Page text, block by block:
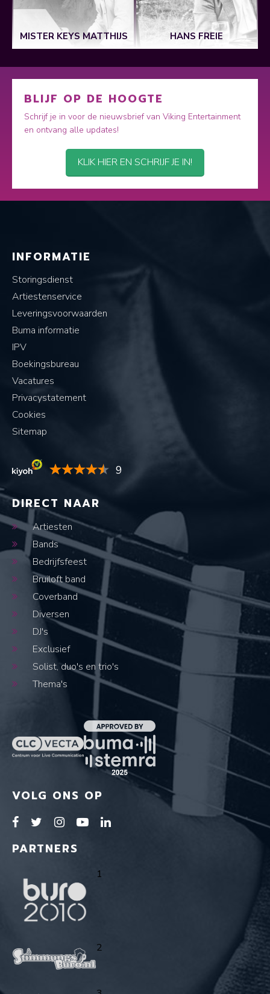
MISTER KEYS MATTHIJS HANS FREIE
BLIJF OP DE HOOGTE
Schrijf je in voor de nieuwsbrief van Viking Entertainment
en ontvang alle updates!
KLIK HIER EN SCHRIJF JE IN!
INFORMATIE
Storingsdienst
Artiestenservice
Leveringsvoorwaarden
Buma informatie
IPV
Boekingsbureau
Vacatures
Privacystatement
Cookies
Sitemap
9
DIRECT NAAR
Artiesten
Bands
Bedrijfsfeest
Bruiloft band
Coverband
Diversen
DJ's
Exclusief
Solist, duo's en trio's
Thema's
VOLG ONS OP
PARTNERS
1
2